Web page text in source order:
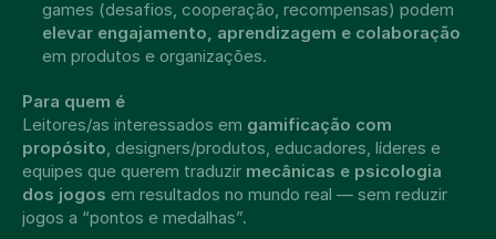
elevar engajamento, aprendizagem e colaboração
em produtos e organizações.
Para quem é
Leitores/as interessados em gamificação com
propósito, designers/produtos, educadores, líderes e
equipes que querem traduzir mecânicas e psicologia
dos jogos em resultados no mundo real — sem reduzir
jogos a “pontos e medalhas”.